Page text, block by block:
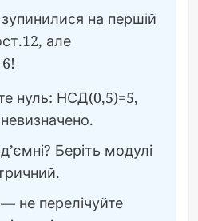
на першій
але
нуль: НСД(0,5)=5,
Беріть модулі
не перелічуйте